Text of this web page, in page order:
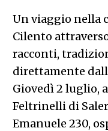
Un viaggio nella
Cilento
racconti,
direttamente
Giovedì 2 luglio,
Feltrinelli di
Emanuele 230,